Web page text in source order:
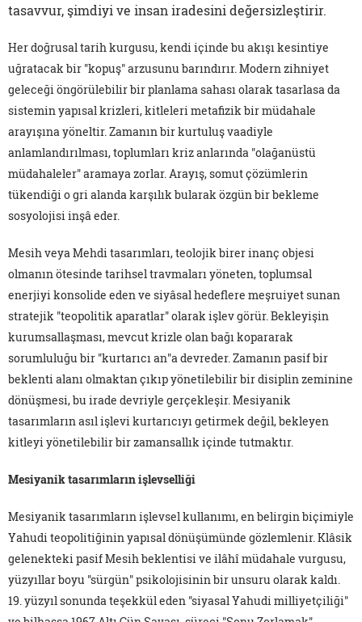
tasavvur, şimdiyi ve insan iradesini değersizleştirir.
Her doğrusal tarih kurgusu, kendi içinde bu akışı kesintiye
uğratacak bir "kopuş" arzusunu barındırır. Modern zihniyet
geleceği öngörülebilir bir planlama sahası olarak tasarlasa da
sistemin yapısal krizleri, kitleleri metafizik bir müdahale
arayışına yöneltir. Zamanın bir kurtuluş vaadiyle
anlamlandırılması, toplumları kriz anlarında "olağanüstü
müdahaleler" aramaya zorlar. Arayış, somut çözümlerin
tükendiği o gri alanda karşılık bularak özgün bir bekleme
sosyolojisi inşâ eder.
Mesih veya Mehdi tasarımları, teolojik birer inanç objesi
olmanın ötesinde tarihsel travmaları yöneten, toplumsal
enerjiyi konsolide eden ve siyâsal hedeflere meşruiyet sunan
stratejik "teopolitik aparatlar" olarak işlev görür. Bekleyişin
kurumsallaşması, mevcut krizle olan bağı kopararak
sorumluluğu bir "kurtarıcı an"a devreder. Zamanın pasif bir
beklenti alanı olmaktan çıkıp yönetilebilir bir disiplin zeminine
dönüşmesi, bu irade devriyle gerçekleşir. Mesiyanik
tasarımların asıl işlevi kurtarıcıyı getirmek değil, bekleyen
kitleyi yönetilebilir bir zamansallık içinde tutmaktır.
Mesiyanik tasarımların işlevselliği
Mesiyanik tasarımların işlevsel kullanımı, en belirgin biçimiyle
Yahudi teopolitiğinin yapısal dönüşümünde gözlemlenir. Klâsik
gelenekteki pasif Mesih beklentisi ve ilâhî müdahale vurgusu,
yüzyıllar boyu "sürgün" psikolojisinin bir unsuru olarak kaldı.
19. yüzyıl sonunda teşekkül eden "siyasal Yahudi milliyetçiliği"